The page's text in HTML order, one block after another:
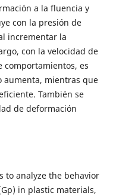
a la fluencia y
con la presión de
incrementar la
con la velocidad de
comportamientos, es
aumenta, mientras que
También se
de deformación
to analyze the behavior
in plastic materials,